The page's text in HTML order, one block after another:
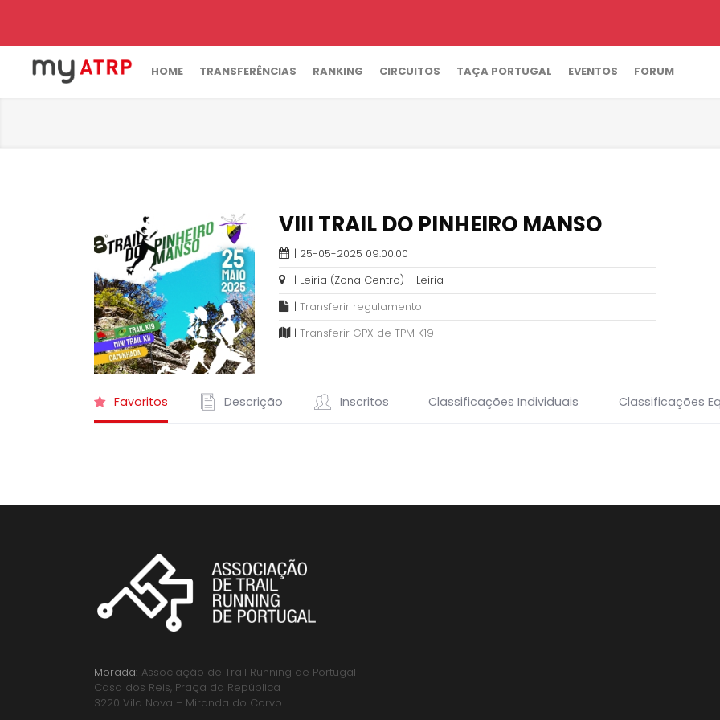
HOME TRANSFERÊNCIAS RANKING CIRCUITOS TAÇA PORTUGAL EVENTOS FORUM
VIII TRAIL DO PINHEIRO MANSO
| 25-05-2025 09:00:00
| Leiria (Zona Centro) - Leiria
| Transferir regulamento
| Transferir GPX de TPM K19
Favoritos Descrição Inscritos Classificações Individuais Classificações
Morada: Associação de Trail Running de Portugal
Casa dos Reis, Praça da República
3220 Vila Nova – Miranda do Corvo